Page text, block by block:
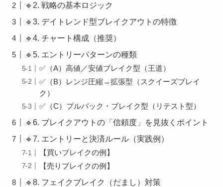
🔹2. 戦略の基本ロジック
🔹3. デイトレンド型ブレイクアウトの特徴
🔹4. チャート構成（推奨）
🔹5. エントリーパターンの種類
✅（A）高値／安値ブレイク型（王道）
✅（B）レンジ圧縮→拡張型（スクイーズブレイ
ク）
✅（C）プルバック・ブレイク型（リテスト型）
🔹6. ブレイクアウトの「信頼度」を見抜くポイント
🔹7. エントリーと決済ルール（実践例）
【買いブレイクの例】
【売りブレイクの例】
🔹8. フェイクブレイク（だまし）対策